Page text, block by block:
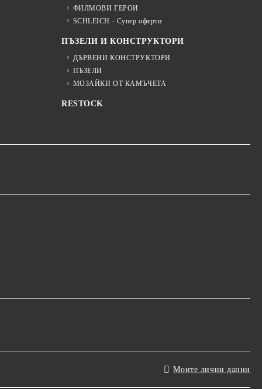
ФИЛМОВИ ГЕРОИ
SCHLEICH - Супер оферти
ПЪЗЕЛИ И КОНСТРУКТОРИ
ДЪРВЕНИ КОНСТРУКТОРИ
ПЪЗЕЛИ
МОЗАЙКИ ОТ КАМЪЧЕТА
RESTOCK
Моите лични данни